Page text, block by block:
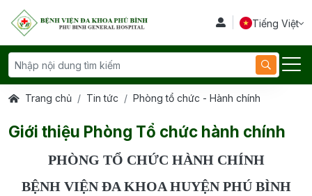
Tiếng Việt
Trang chủ Tin tức Phòng tổ chức - Hành chính
Giới thiệu Phòng Tổ chức hành chính
PHÒNG TỔ CHỨC HÀNH CHÍNH
BỆNH VIỆN ĐA KHOA HUYỆN PHÚ BÌNH